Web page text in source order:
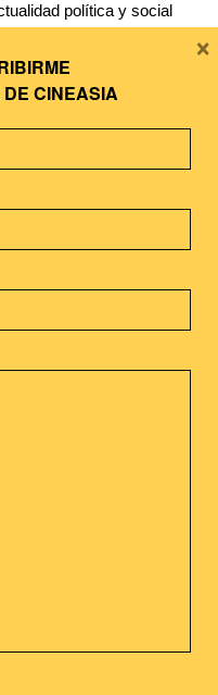
política y social
localizan en ejército,
y en una dictadura
de una idea
identidad, el
de una nación
CINEASIA
×